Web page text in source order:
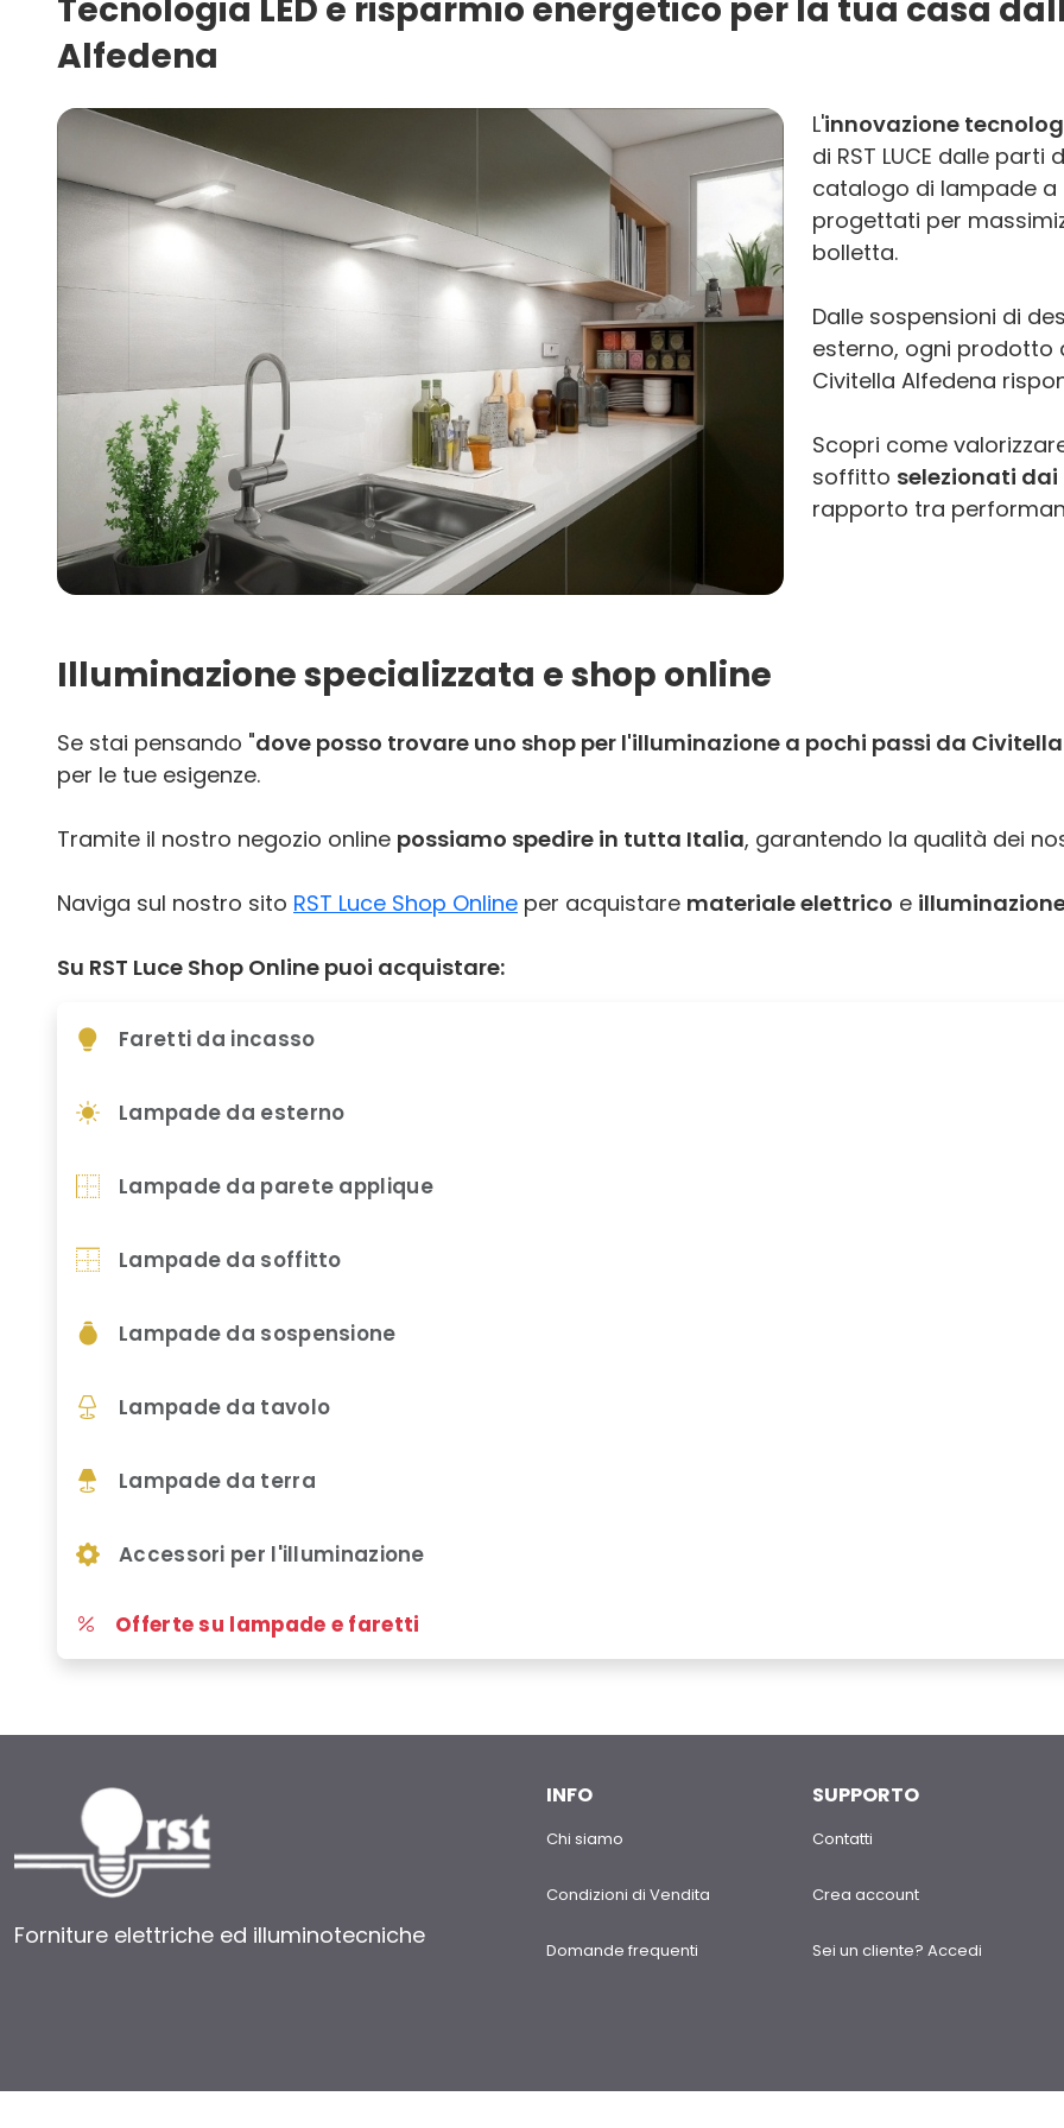
Tecnologia LED e risparmio energetico per la tua casa
Alfedena
L'innovazione
di RST LUCE dalle
catalogo di lampade a
progettati per
bolletta.
Dalle sospensioni di
esterno, ogni prodotto
Civitella Alfedena
Scopri come
soffitto selezionati
rapporto tra
Illuminazione specializzata e shop online
Se stai pensando "dove posso trovare uno shop per l'illuminazione a pochi passi da
per le tue esigenze.
Tramite il nostro negozio online possiamo spedire in tutta Italia, garantendo la qualità dei
Naviga sul nostro sito RST Luce Shop Online per acquistare materiale elettrico e
Su RST Luce Shop Online puoi acquistare:
Faretti da incasso
Lampade da esterno
Lampade da parete applique
Lampade da soffitto
Lampade da sospensione
Lampade da tavolo
Lampade da terra
Accessori per l'illuminazione
Offerte su lampade e faretti
Forniture elettriche ed illuminotecniche
INFO
Chi siamo
Condizioni di Vendita
Domande frequenti
SUPPORTO
Contatti
Crea account
Sei un cliente? Accedi